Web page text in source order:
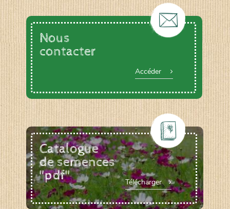
Nous
contacter
Accéder
Catalogue
de semences
"pdf"
Télécharger